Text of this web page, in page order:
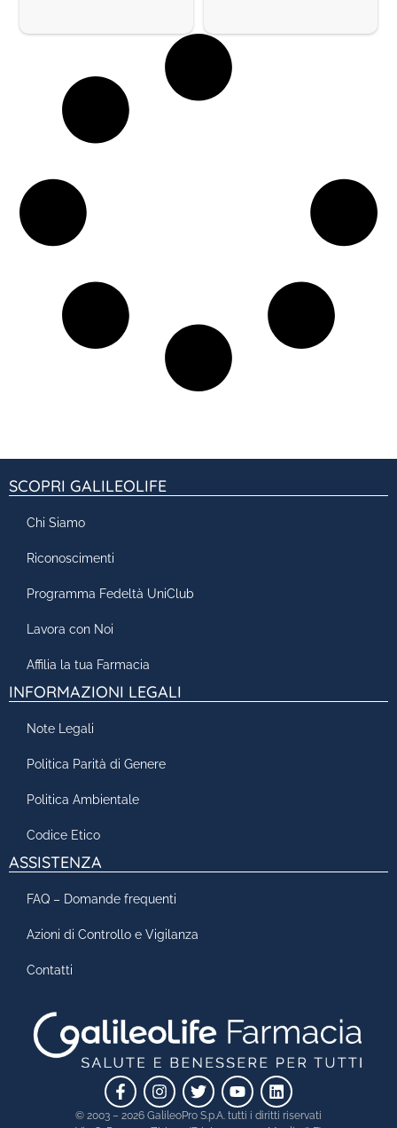
© 2003 – 2026 GalileoPro S.p.A. tutti i diritti riservati
SCOPRI GALILEOLIFE
Chi Siamo
Riconoscimenti
Programma Fedeltà UniClub
Lavora con Noi
Affilia la tua Farmacia
INFORMAZIONI LEGALI
Note Legali
Politica Parità di Genere
Politica Ambientale
Codice Etico
ASSISTENZA
FAQ – Domande frequenti
Azioni di Controllo e Vigilanza
Contatti